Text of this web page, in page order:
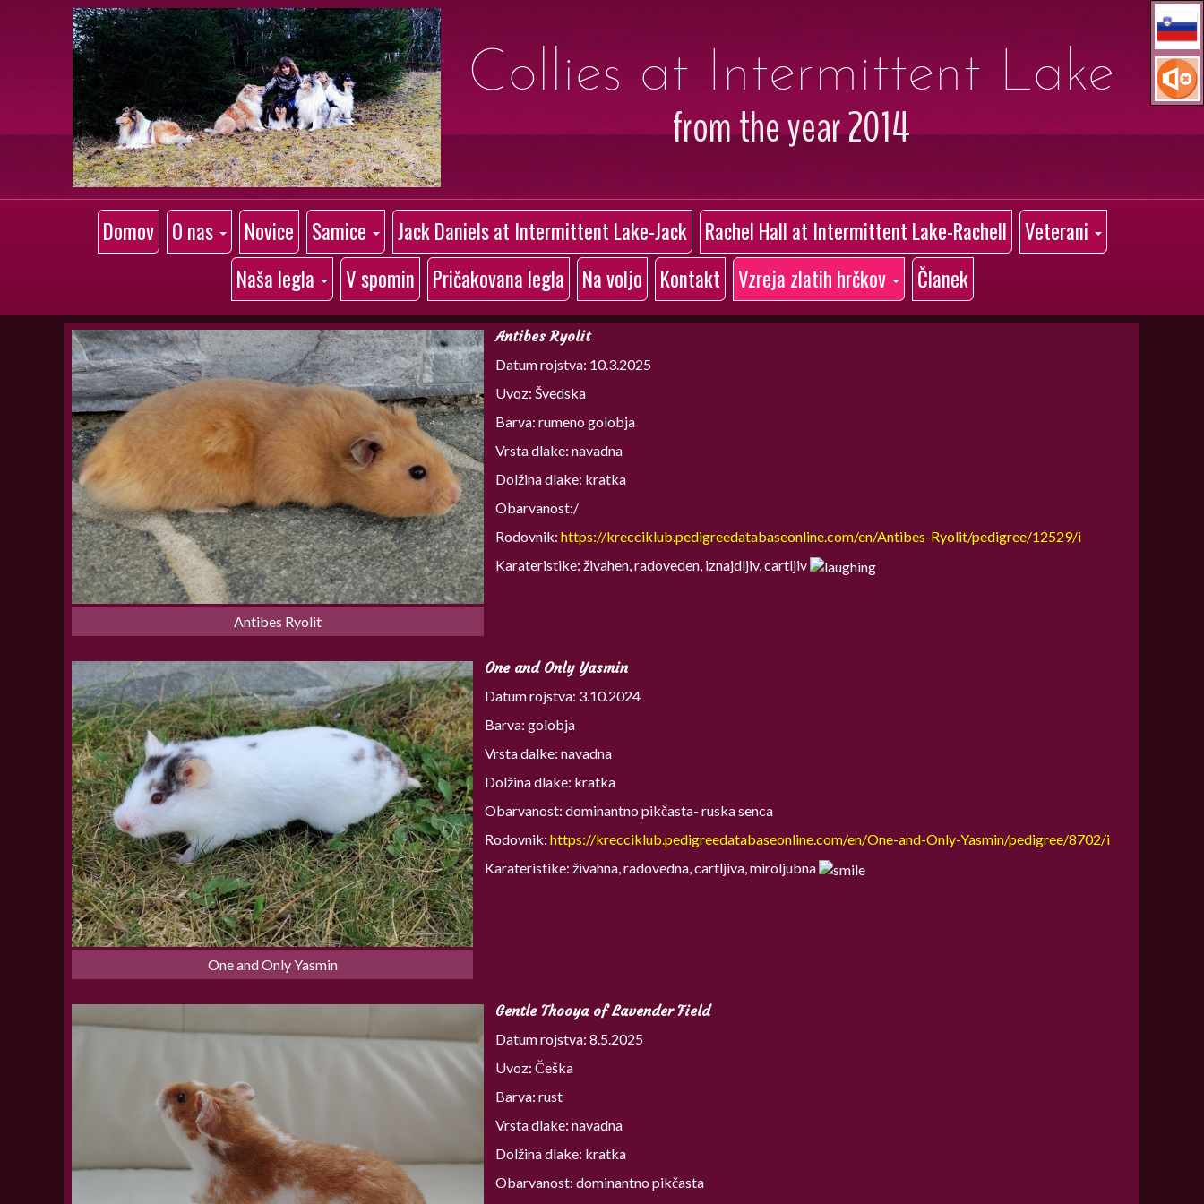
Collies at Intermittent Lake
from the year 2014
Domov O nas Novice Samice Jack Daniels at Intermittent Lake-Jack Rachel Hall at Intermittent Lake-Rachell
Veterani
Naša legla
V spomin Pričakovana legla Na voljo Kontakt Vzreja zlatih hrčkov Članek
Antibes Ryolit
Antibes Ryolit
Datum rojstva: 10.3.2025
Uvoz: Švedska
Barva: rumeno golobja
Vrsta dlake: navadna
Dolžina dlake: kratka
Obarvanost:/
Rodovnik: https://krecciklub.pedigreedatabaseonline.com/en/Antibes-Ryolit/pedigree/12529/i
Karateristike: živahen, radoveden, iznajdljiv, cartljiv
One and Only Yasmin
One and Only Yasmin
Datum rojstva: 3.10.2024
Barva: golobja
Vrsta dalke: navadna
Dolžina dlake: kratka
Obarvanost: dominantno pikčasta- ruska senca
Rodovnik: https://krecciklub.pedigreedatabaseonline.com/en/One-and-Only-Yasmin/pedigree/8702/i
Karateristike: živahna, radovedna, cartljiva, miroljubna
Gentle Thooya of Lavender Field
Datum rojstva: 8.5.2025
Uvoz: Češka
Barva: rust
Vrsta dlake: navadna
Dolžina dlake: kratka
Obarvanost: dominantno pikčasta